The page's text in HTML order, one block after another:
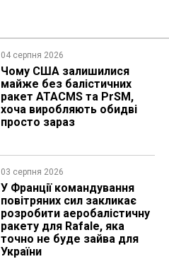
04 серпня 2026
Чому США залишилися
майже без балістичних
ракет ATACMS та PrSM,
хоча виробляють обидві
просто зараз
03 серпня 2026
У Франції командування
повітряних сил закликає
розробити аеробалістичну
ракету для Rafale, яка
точно не буде зайва для
України